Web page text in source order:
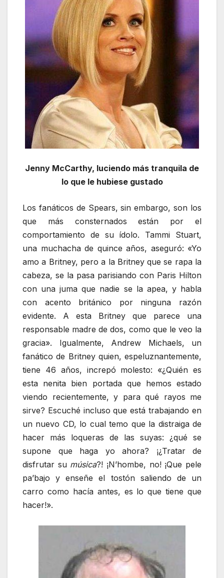
Jenny McCarthy, luciendo más tranquila de
lo que le hubiese gustado
Los fanáticos de Spears, sin embargo, son los
que más consternados están por el
comportamiento de su ídolo. Tammi Stuart,
una muchacha de quince años, aseguró: «Yo
amo a Britney, pero a la Britney que se rapa la
cabeza, se la pasa parisiando con Paris Hilton
con una juma que nadie se la apea, y habla
con acento británico por ninguna razón
evidente. A esta Britney que parece una
responsable madre de dos, como que le veo la
gracia». Igualmente, Andrew Michaels, un
fanático de Britney quien, espeluznantemente,
tiene 46 años, increpó molesto: «¿Quién es
esta nenita bien portada que hemos estado
viendo recientemente, y para qué rayos me
sirve? Escuché incluso que está trabajando en
un nuevo CD, lo cual temo que la distraiga de
hacer más loqueras de las suyas: ¿qué se
supone que haga yo ahora? ¡¿Tratar de
disfrutar su música?! ¡N’hombe, no! ¡Que pele
pa’bajo y enseñe el tostón saliendo de un
carro como hacía antes, es lo que tiene que
hacer!».